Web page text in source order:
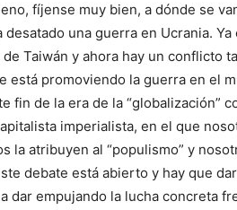
fíjense muy bien, a dónde se
una guerra en Ucrania.
Taiwán y ahora hay un conflicto
está promoviendo la guerra en el
fin de la era de la “globalización”
imperialista, en el que
la atribuyen al “populismo” y
debate está abierto y hay que
dar empujando la lucha concreta